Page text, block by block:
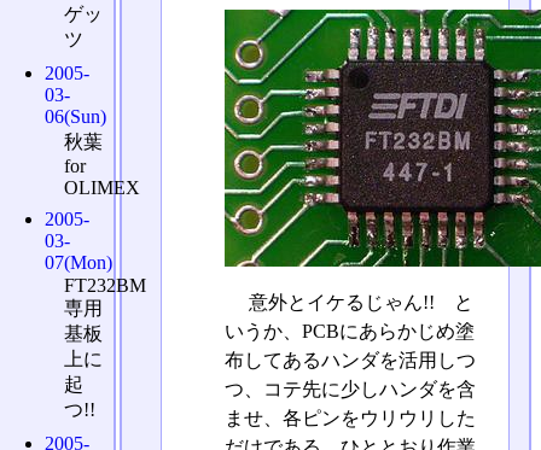
意外とイケるじゃん!! と
いうか、PCBにあらかじめ塗
布してあるハンダを活用しつ
つ、コテ先に少しハンダを含
ませ、各ピンをウリウリした
ゲッ
ツ
2005-
03-
06(Sun)
秋葉
for
OLIMEX
2005-
03-
07(Mon)
FT232BM
専用
基板
上に
起
つ!!
2005-